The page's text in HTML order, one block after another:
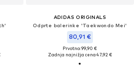
ADIDAS ORIGINALS
Odprte balerinke 'Taekwondo Mei'
80,91 €
Prvotno: 99,90 €
Zadnja najnižja cena47,92 €